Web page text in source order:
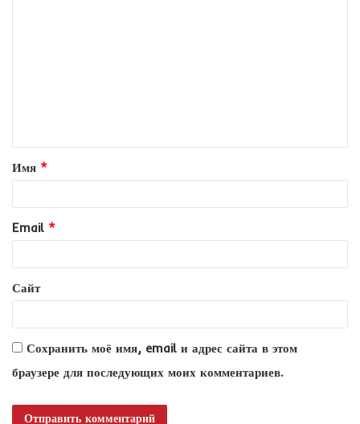
т
а
и
й
*
Имя *
Email *
Сайт
Сохранить моё имя, email и адрес сайта в этом
браузере для последующих моих комментариев.